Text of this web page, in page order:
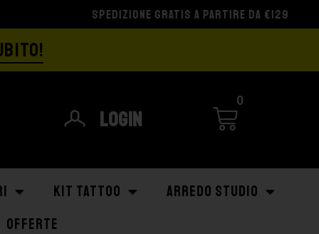
Login
0
KIT TATTOO
ARREDO STUDIO
OFFERTE